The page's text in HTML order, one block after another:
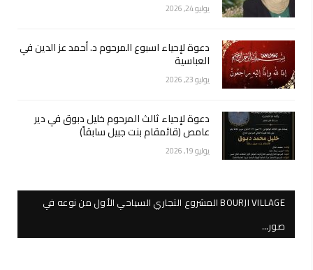
يوليو 24, 2026
دعوة لإحياء اسبوع المرحوم د. أحمد عز الدين في
العباسية
يوليو 23, 2026
دعوة لإحياء ثالث المرحوم خليل دبوق في دير
عامص (قائمقام بنت جبيل سابقاً)
يوليو 19, 2026
BOURJI VILLAGE المشروع التجاري السياحي الأول من نوعه في
صور…